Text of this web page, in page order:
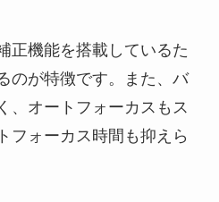
正機能を搭載しているた
のが特徴です。また、バ
、オートフォーカスもス
フォーカス時間も抑えら